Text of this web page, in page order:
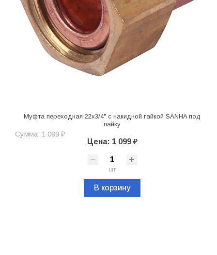
Муфта переходная 22x3/4" с накидной гайкой SANHA под
пайку
Сумма: 1 099 ₽
Цена: 1 099 ₽
шт
В корзину